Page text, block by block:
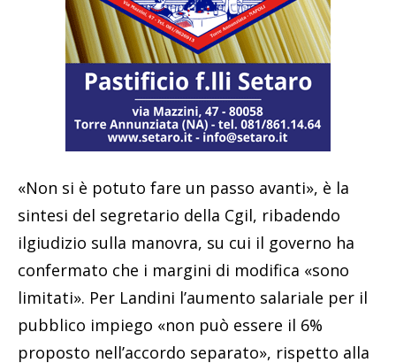
«Non si è potuto fare un passo avanti», è la
sintesi del segretario della Cgil, ribadendo
ilgiudizio sulla manovra, su cui il governo ha
confermato che i margini di modifica «sono
limitati». Per Landini l’aumento salariale per il
pubblico impiego «non può essere il 6%
proposto nell’accordo separato», rispetto alla